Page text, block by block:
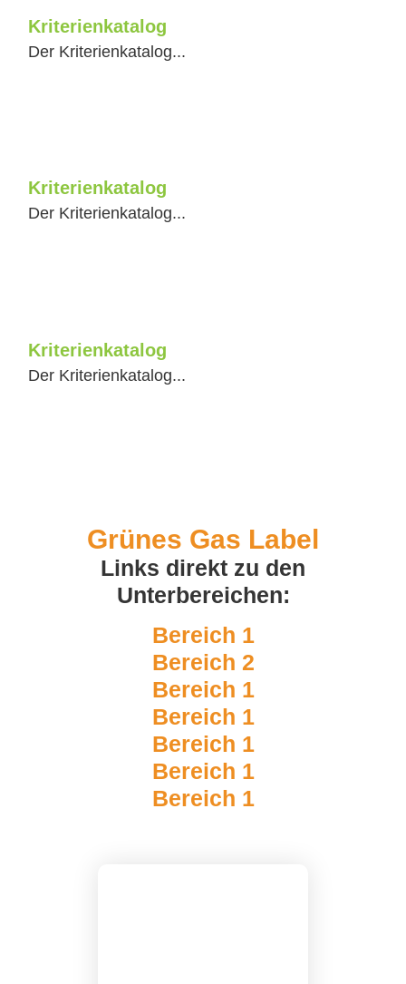
Kriterienkatalog
Der Kriterienkatalog...
Kriterienkatalog
Der Kriterienkatalog...
Kriterienkatalog
Der Kriterienkatalog...
Grünes Gas Label
Links direkt zu den
Unterbereichen:
Bereich 1
Bereich 2
Bereich 1
Bereich 1
Bereich 1
Bereich 1
Bereich 1